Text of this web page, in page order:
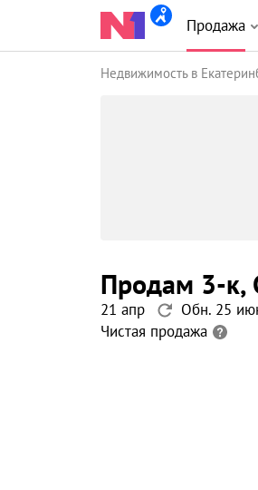
Продажа
Недвижимость в
продам 3-к,
21 апр Обн. 25
Чистая продажа